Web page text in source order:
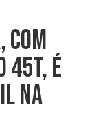
COM
45T, É
NA